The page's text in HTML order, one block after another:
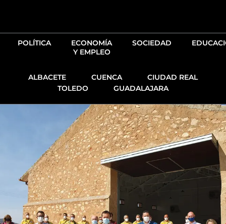
POLÍTICA
ECONOMÍA
Y EMPLEO
SOCIEDAD
ALBACETE CUENCA
CIUDAD REAL
TOLEDO
GUADALAJARA